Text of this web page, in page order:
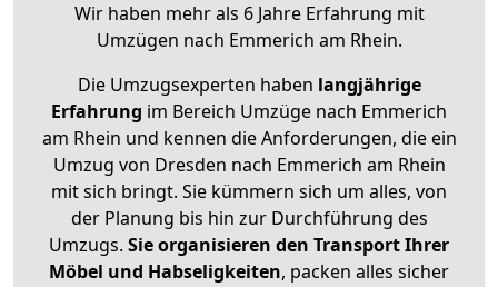
Wir haben mehr als 6 Jahre Erfahrung mit
Umzügen nach Emmerich am Rhein.
Die Umzugsexperten haben langjährige
Erfahrung im Bereich Umzüge nach Emmerich
am Rhein und kennen die Anforderungen, die ein
Umzug von Dresden nach Emmerich am Rhein
mit sich bringt. Sie kümmern sich um alles, von
der Planung bis hin zur Durchführung des
Umzugs. Sie organisieren den Transport Ihrer
Möbel und Habseligkeiten, packen alles sicher